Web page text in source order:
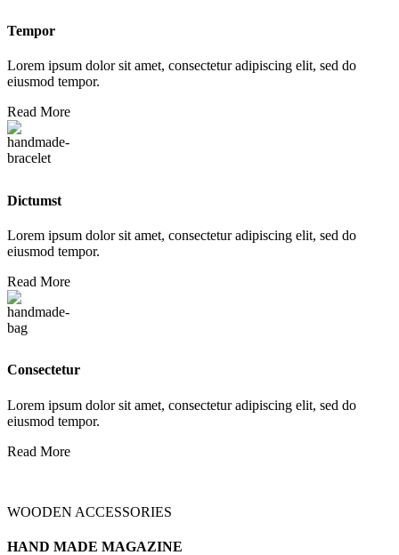
Tempor
Lorem ipsum dolor sit amet, consectetur adipiscing elit, sed do
eiusmod tempor.
Read More
Dictumst
Lorem ipsum dolor sit amet, consectetur adipiscing elit, sed do
eiusmod tempor.
Read More
Consectetur
Lorem ipsum dolor sit amet, consectetur adipiscing elit, sed do
eiusmod tempor.
Read More
WOODEN ACCESSORIES
HAND MADE MAGAZINE